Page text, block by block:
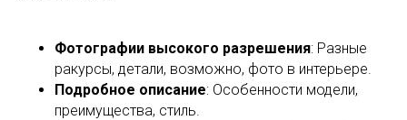
Фотографии высокого разрешения: Разные
ракурсы, детали, возможно, фото в интерьере.
Подробное описание: Особенности модели,
преимущества, стиль.